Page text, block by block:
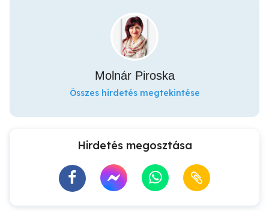
Molnár Piroska
Összes hirdetés megtekintése
Hirdetés megosztása